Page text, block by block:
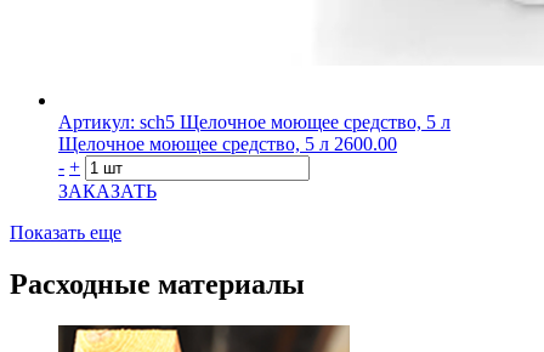
Артикул: sch5 Щелочное моющее средство, 5 л
Щелочное моющее средство, 5 л 2600.00
- +
ЗАКАЗАТЬ
Показать еще
Расходные материалы